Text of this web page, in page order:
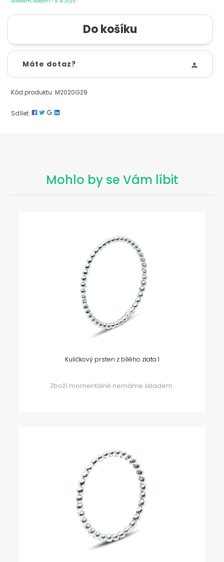
Máte dotaz?
Kód produktu: M2020G29
Sdílet:
Mohlo by se Vám líbit
Kuličkový prsten z bílého zlata 1
Zboží momentálně nemáme skladem.